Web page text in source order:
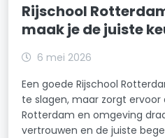
Rijschool
maak je de juiste
6 mei 2026
Een goede Rijschool
te slagen, maar zorgt
Rotterdam en omgeving
vertrouwen en de juiste